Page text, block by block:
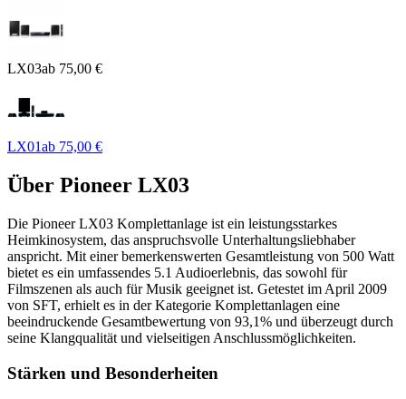
LX03ab 75,00 €
LX01ab 75,00 €
Über Pioneer LX03
Die Pioneer LX03 Komplettanlage ist ein leistungsstarkes
Heimkinosystem, das anspruchsvolle Unterhaltungsliebhaber
anspricht. Mit einer bemerkenswerten Gesamtleistung von 500 Watt
bietet es ein umfassendes 5.1 Audioerlebnis, das sowohl für
Filmszenen als auch für Musik geeignet ist. Getestet im April 2009
von SFT, erhielt es in der Kategorie Komplettanlagen eine
beeindruckende Gesamtbewertung von 93,1% und überzeugt durch
seine Klangqualität und vielseitigen Anschlussmöglichkeiten.
Stärken und Besonderheiten